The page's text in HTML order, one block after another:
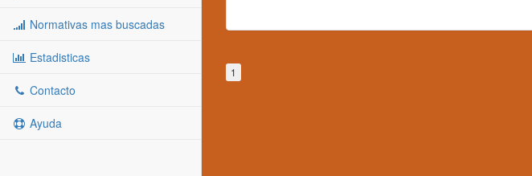
Normativas mas buscadas
Estadisticas
Contacto
Ayuda
1